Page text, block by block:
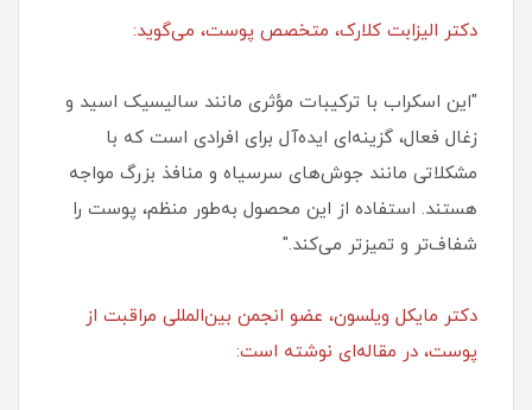
دکتر الیزابت کلارک، متخصص پوست، می‌گوید:
"این اسکراب با ترکیبات مؤثری مانند سالیسیک اسید و
زغال فعال، گزینه‌ای ایده‌آل برای افرادی است که با
مشکلاتی مانند جوش‌های سرسیاه و منافذ بزرگ مواجه
هستند. استفاده از این محصول به‌طور منظم، پوست را
شفاف‌تر و تمیزتر می‌کند."
دکتر مایکل ویلسون، عضو انجمن بین‌المللی مراقبت از
پوست، در مقاله‌ای نوشته است: